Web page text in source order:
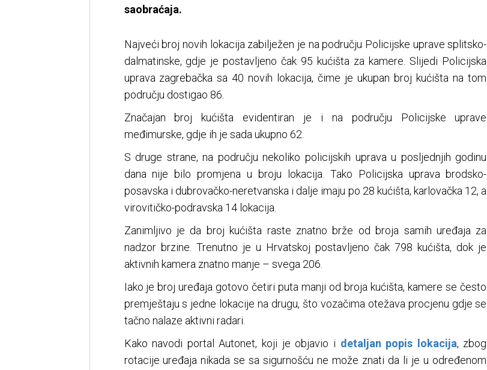
saobraćaja.
Najveći broj novih lokacija zabilježen je na području Policijske uprave splitsko-
dalmatinske, gdje je postavljeno čak 95 kućišta za kamere. Slijedi Policijska
uprava zagrebačka sa 40 novih lokacija, čime je ukupan broj kućišta na tom
području dostigao 86.
Značajan broj kućišta evidentiran je i na području Policijske uprave
međimurske, gdje ih je sada ukupno 62.
S druge strane, na području nekoliko policijskih uprava u posljednjih godinu
dana nije bilo promjena u broju lokacija. Tako Policijska uprava brodsko-
posavska i dubrovačko-neretvanska i dalje imaju po 28 kućišta, karlovačka 12, a
virovitičko-podravska 14 lokacija.
Zanimljivo je da broj kućišta raste znatno brže od broja samih uređaja za
nadzor brzine. Trenutno je u Hrvatskoj postavljeno čak 798 kućišta, dok je
aktivnih kamera znatno manje – svega 206.
Iako je broj uređaja gotovo četiri puta manji od broja kućišta, kamere se često
premještaju s jedne lokacije na drugu, što vozačima otežava procjenu gdje se
tačno nalaze aktivni radari.
Kako navodi portal Autonet, koji je objavio i detaljan popis lokacija, zbog
rotacije uređaja nikada se sa sigurnošću ne može znati da li je u određenom